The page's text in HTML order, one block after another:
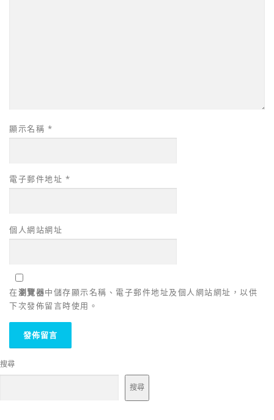
顯示名稱 *
電子郵件地址 *
個人網站網址
在瀏覽器中儲存顯示名稱、電子郵件地址及個人網站網址，以供
下次發佈留言時使用。
搜尋
搜尋